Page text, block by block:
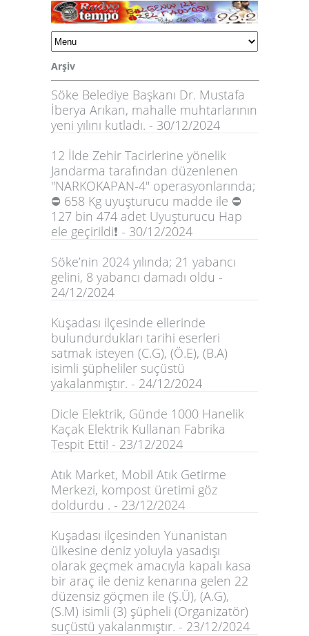
Arşiv
Söke Belediye Başkanı Dr. Mustafa
İberya Arıkan, mahalle muhtarlarının
yeni yılını kutladı. - 30/12/2024
12 İlde Zehir Tacirlerine yönelik
Jandarma tarafından düzenlenen
"NARKOKAPAN-4" operasyonlarında;
⛔️ 658 Kg uyuşturucu madde ile ⛔️
127 bin 474 adet Uyuşturucu Hap
ele geçirildi❗ - 30/12/2024
Söke’nin 2024 yılında; 21 yabancı
gelini, 8 yabancı damadı oldu -
24/12/2024
Kuşadası ilçesinde ellerinde
bulundurdukları tarihi eserleri
satmak isteyen (C.G), (Ö.E), (B.A)
isimli şüpheliler suçüstü
yakalanmıştır. - 24/12/2024
Dicle Elektrik, Günde 1000 Hanelik
Kaçak Elektrik Kullanan Fabrika
Tespit Etti! - 23/12/2024
Atık Market, Mobil Atık Getirme
Merkezi, kompost üretimi göz
doldurdu . - 23/12/2024
Kuşadası ilçesinden Yunanistan
ülkesine deniz yoluyla yasadışı
olarak geçmek amacıyla kapalı kasa
bir araç ile deniz kenarına gelen 22
düzensiz göçmen ile (Ş.Ü), (A.G),
(S.M) isimli (3) şüpheli (Organizatör)
suçüstü yakalanmıştır. - 23/12/2024